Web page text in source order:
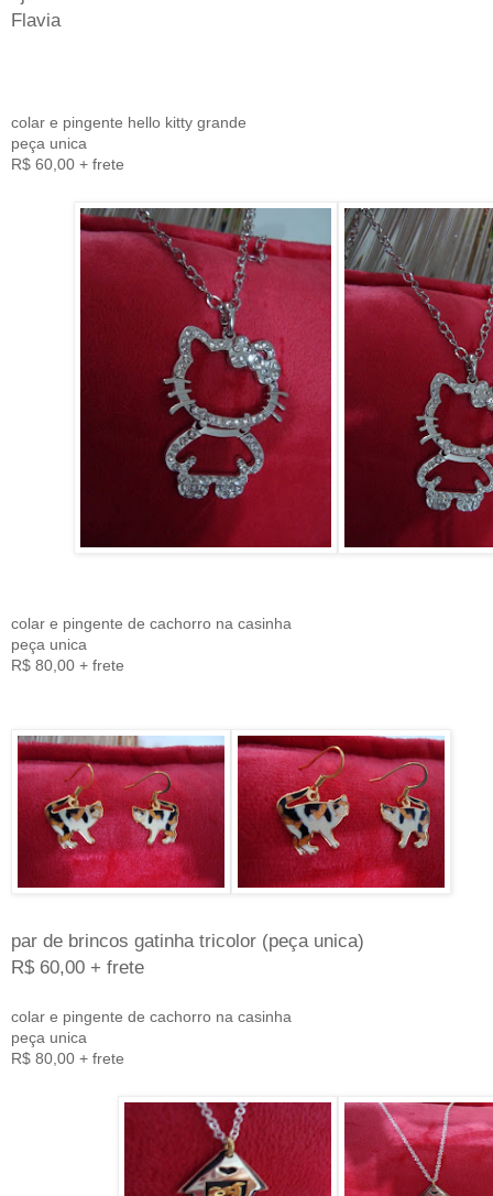
Flavia
colar e pingente hello kitty grande
peça unica
R$ 60,00 + frete
colar e pingente de cachorro na casinha
peça unica
R$ 80,00 + frete
par de brincos gatinha tricolor (peça unica)
R$ 60,00 + frete
colar e pingente de cachorro na casinha
peça unica
R$ 80,00 + frete